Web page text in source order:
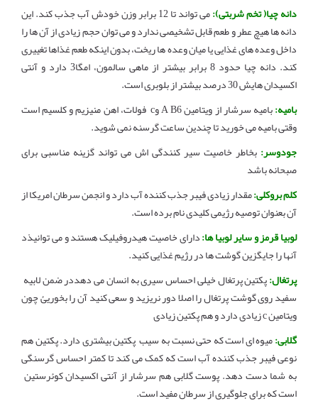
دانه چیا( تخم شربتی):
می تواند تا 12 برابر وزن خودش آب جذب کند. این
دانه ها هیچ عطر و طعم قابل تشخیصی ندارد و می توان حجم زیادی از آن ها را
داخل وعده های غذایی یا میان وعده ها ریخت، بدون اینکه طعم غذاها تغییری
کند. دانه چیا حدود 8 برابر بیشتر از ماهی سالمون، امگا3 دارد و آنتی
اکسیدان هایش 30 درصد بیشتر از بلوبری است.
بامیه:
بامیه سرشار از ویتامین A B6 وc فولات، اهن منیزیم و کلسیم است
وقتی بامیه می خورید تا چندین ساعت گرسنه نمی شوید.
جودوسر: بخاطر خاصیت سیر کنندگی اش می تواند گزینه مناسبی برای
صبحانه باشد
کلم بروکلی:مقدار زیادی فیبر جذب کننده آب دارد و انجمن سرطان امریکا از
آن بعنوان توصیه رژیمی کلیدی نام برده است.
لوبیا قرمز و سایر لوبیا ها:دارای خاصیت هیدروفیلیک هستند و می توانیذد
آنها را جایگزین گوشت ها در رژیم غذایی کنید.
پرتغال:پکتین پرتغال خیلی احساس سیری به انسان می دهددر ضمن لابیه
سفید روی گوشت پرتغال را اصلا دور نریزید و سعی کنید آن را بخوریئ چون
ویتامین c زیادی دارد و هم پکتین زیادی
گلابی:میوه ای است که حتی نسبت به سیب پکتین بیشتری دارد. پکتین هم
نوعی فیبر جذب کننده آب است که کمک می کند تا کمتر احساس گرسنگی
به شما دست دهد. پوست گلابی هم سرشار از آنتی اکسیدان کوئرستین
است که برای جلوگیری از سرطان مفید است.